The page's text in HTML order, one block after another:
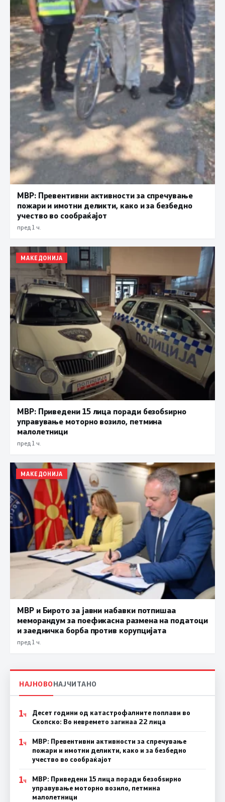
МВР: Превентивни активности за спречување
пожари и имотни деликти, како и за безбедно
учество во сообраќајот
пред 1 ч.
МАКЕДОНИЈА
МВР: Приведени 15 лица поради безобѕирно
управување моторно возило, петмина
малолетници
пред 1 ч.
МАКЕДОНИЈА
МВР и Бирото за јавни набавки потпишаа
меморандум за поефикасна размена на податоци
и заедничка борба против корупцијата
пред 1 ч.
НАЈНОВОНАЈЧИТАНО
1Ч
Десет години од катастрофалните поплави во
Скопско: Во невремето загинаа 22 лица
1Ч
МВР: Превентивни активности за спречување
пожари и имотни деликти, како и за безбедно
учество во сообраќајот
1Ч
МВР: Приведени 15 лица поради безобѕирно
управување моторно возило, петмина
малолетници